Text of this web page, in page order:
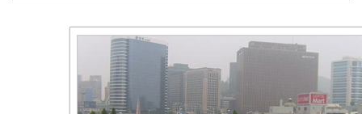
R
L
유
하
크
게
변
경
하
기
작
변
경
하
기